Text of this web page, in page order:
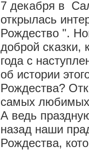
7 декабря в
открылась
Рождество ".
доброй сказки,
года с
об истории
Рождества?
самых любимых
А ведь
назад наши
Рождества,